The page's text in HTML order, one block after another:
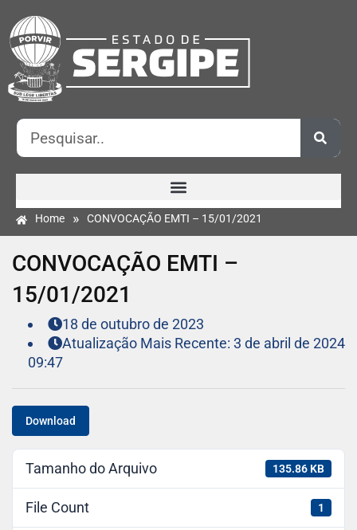
Home » CONVOCAÇÃO EMTI – 15/01/2021
CONVOCAÇÃO EMTI –
15/01/2021
18 de outubro de 2023
Atualização Mais Recente: 3 de abril de 2024
09:47
Download
Tamanho do Arquivo 135.86 KB
File Count 1